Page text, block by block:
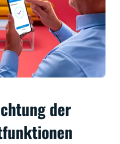
der